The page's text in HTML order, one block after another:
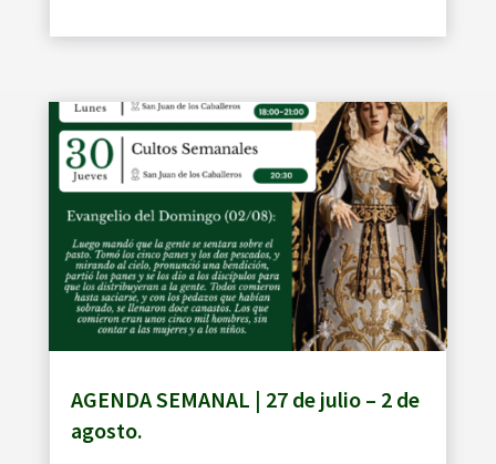
AGENDA SEMANAL | 27 de julio – 2 de
agosto.